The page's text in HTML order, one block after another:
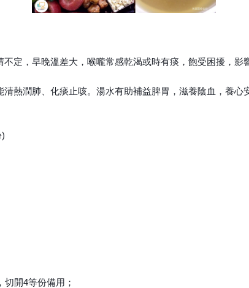
不定，早晚溫差大，喉嚨常感乾渴或時有痰，飽受困擾，影
熱潤肺、化痰止咳。湯水有助補益脾胃，滋養陰血，養心
開4等份備用；